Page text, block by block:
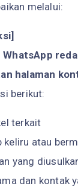
melalui:
WhatsApp
halaman
berikut:
terkait
keliru atau
yang
dan kontak